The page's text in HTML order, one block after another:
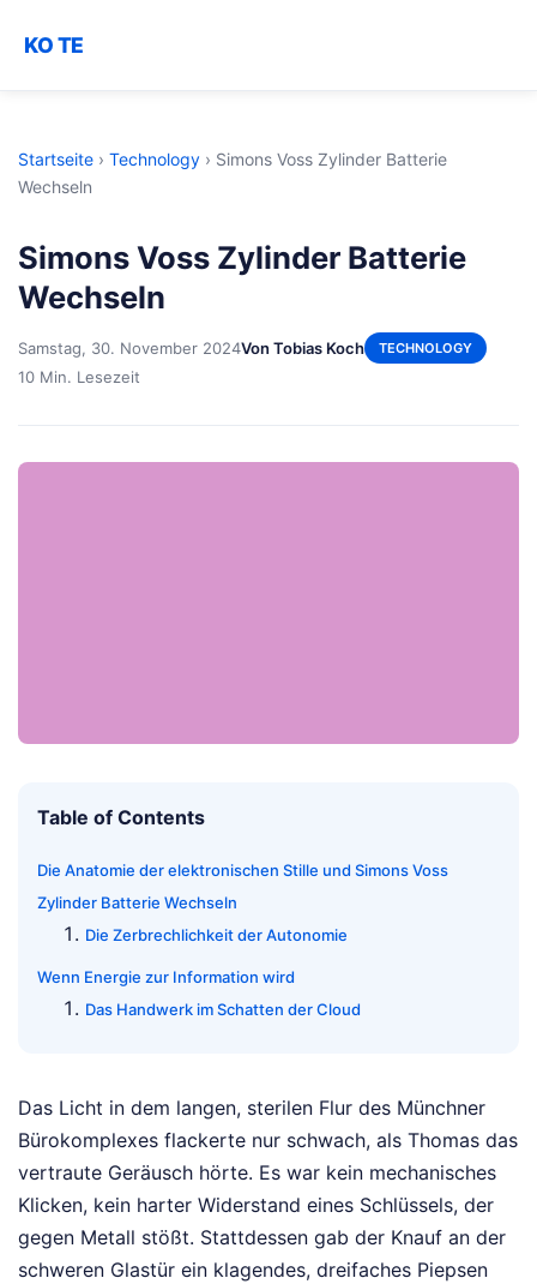
KO TE
Startseite › Technology › Simons Voss Zylinder Batterie
Wechseln
Simons Voss Zylinder Batterie
Wechseln
Samstag, 30. November 2024Von Tobias Koch TECHNOLOGY
10 Min. Lesezeit
Table of Contents
Die Anatomie der elektronischen Stille und Simons Voss
Zylinder Batterie Wechseln
Die Zerbrechlichkeit der Autonomie
Wenn Energie zur Information wird
Das Handwerk im Schatten der Cloud
Das Licht in dem langen, sterilen Flur des Münchner
Bürokomplexes flackerte nur schwach, als Thomas das
vertraute Geräusch hörte. Es war kein mechanisches
Klicken, kein harter Widerstand eines Schlüssels, der
gegen Metall stößt. Stattdessen gab der Knauf an der
schweren Glastür ein klagendes, dreifaches Piepsen